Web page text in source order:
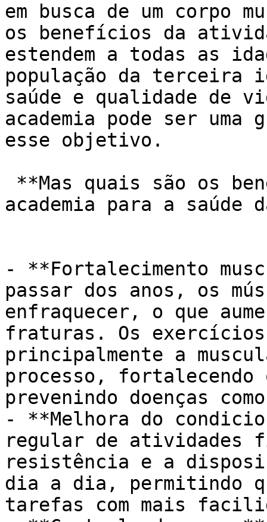
em busca de um corpo
os benefícios da
estendem a todas as
população da terceira
saúde e qualidade de
academia pode ser
esse objetivo.
academia para a
- **Fortalecimento
passar dos anos, os
enfraquecer, o que
fraturas. Os exercícios
principalmente a
processo, fortalecendo
prevenindo doenças
- **Melhora do
regular de atividades
resistência e a
dia a dia, permitindo
tarefas com mais